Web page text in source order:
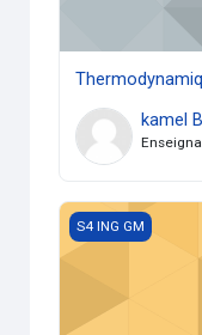
kamel
Transfert de
S4 ING GM